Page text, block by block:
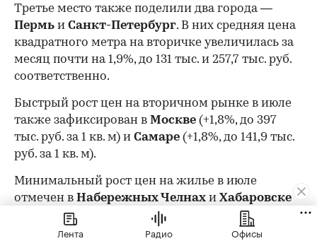
Третье место также поделили два города —
Пермь и Санкт-Петербург. В них средняя цена
квадратного метра на вторичке увеличилась за
месяц почти на 1,9%, до 131 тыс. и 257,7 тыс. руб.
соответственно.
Быстрый рост цен на вторичном рынке в июле
также зафиксирован в Москве (+1,8%, до 397
тыс. руб. за 1 кв. м) и Самаре (+1,8%, до 141,9 тыс.
руб. за 1 кв. м).
Минимальный рост цен на жилье в июле
отмечен в Набережных Челнах и Хабаровске
— примерно на 0,1%, до 124,1 тыс. руб. и 143 тыс.
руб. соответственно, следует из изученных
Лента Радио Офисы